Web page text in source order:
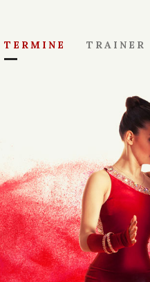
TERMINE TRAINER